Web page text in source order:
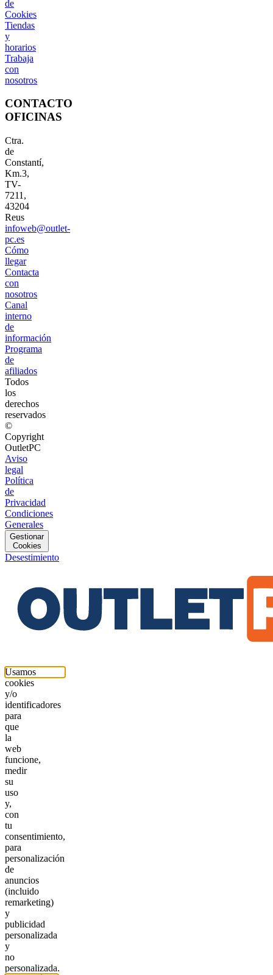
de
Cookies
Tiendas
y
horarios
Trabaja
con
nosotros
CONTACTO
OFICINAS
Ctra.
de
Constantí,
Km.3,
TV-
7211,
43204
Reus
infoweb@outlet-
pc.es
Cómo
llegar
Contacta
con
nosotros
Canal
interno
de
información
Programa
de
afiliados
Todos
los
derechos
reservados
©
Copyright
OutletPC
Aviso
legal
Política
de
Privacidad
Condiciones
Generales
Gestionar
Cookies
Desestimiento
Usamos
cookies
y/o
identificadores
para
que
la
web
funcione,
medir
su
uso
y,
con
tu
consentimiento,
para
personalización
de
anuncios
(incluido
remarketing)
y
publicidad
personalizada
y
no
personalizada.